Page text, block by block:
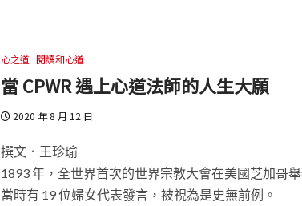
心之道 閱讀和心道
當 CPWR 遇上心道法師的人生大願
2020 年 8 月 12 日
撰文．王珍瑜
1893 年，全世界首次的世界宗教大會在美國芝加哥舉
當時有 19 位婦女代表發言，被視為是史無前例。